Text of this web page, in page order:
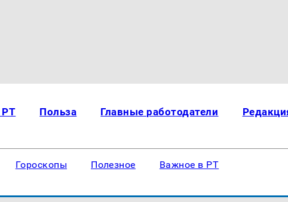
РТ Польза Главные работодатели
Гороскопы Полезное Важное в РТ